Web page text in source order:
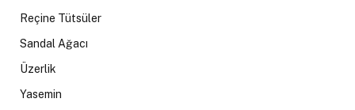
Reçine Tütsüler
Sandal Ağacı
Üzerlik
Yasemin